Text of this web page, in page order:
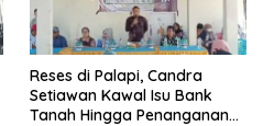
Reses di Palapi, Candra
Setiawan Kawal Isu Bank
Tanah Hingga Penanganan